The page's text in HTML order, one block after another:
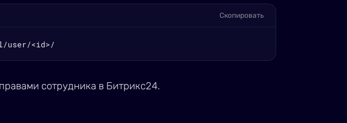
Скопировать
user/<id>/
сотрудника в Битрикс24.